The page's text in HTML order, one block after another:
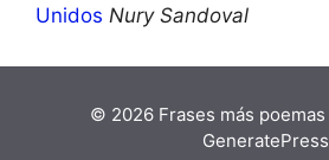
Unidos Nury Sandoval
© 2026 Frases más poemas
GeneratePress